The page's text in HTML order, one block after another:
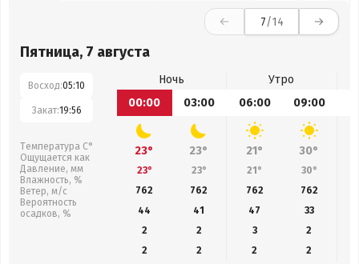
7/14
Пятница, 7 августа
Восход:05:10
Закат:19:56
Температура С°
Ощущается как
Давление, мм
Влажность, %
Ветер, м/с
Вероятность
осадков, %
Ночь
Утро
00:00
03:00 06:00 09:00
23° 23° 21° 30°
23° 23° 21° 30°
762
762 762 762
44
41 47 33
2
2 3
2
2
2 2 2